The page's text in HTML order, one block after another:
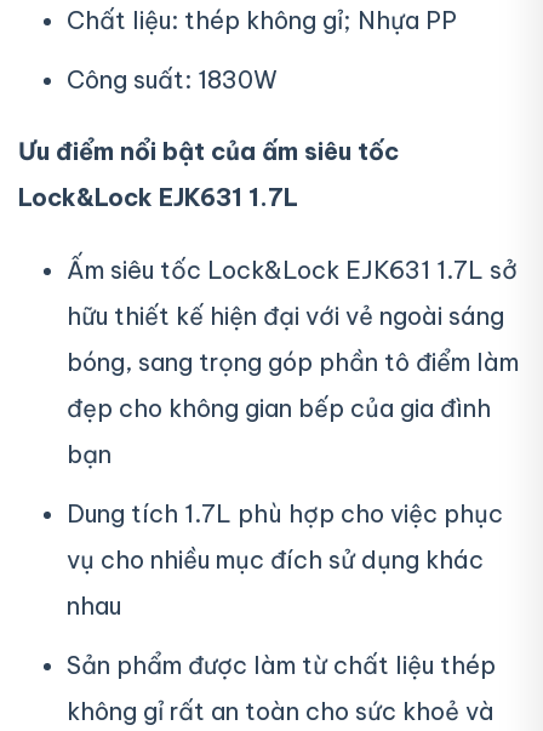
Chất liệu: thép không gỉ; Nhựa PP
Công suất: 1830W
Ưu điểm nổi bật của ấm siêu tốc
Lock&Lock EJK631 1.7L
Ấm siêu tốc Lock&Lock EJK631 1.7L sở
hữu thiết kế hiện đại với vẻ ngoài sáng
bóng, sang trọng góp phần tô điểm làm
đẹp cho không gian bếp của gia đình
bạn
Dung tích 1.7L phù hợp cho việc phục
vụ cho nhiều mục đích sử dụng khác
nhau
Sản phẩm được làm từ chất liệu thép
không gỉ rất an toàn cho sức khoẻ và